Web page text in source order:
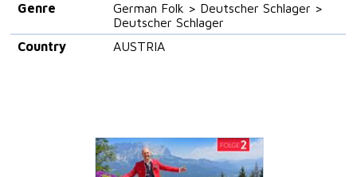
Genre
German Folk > Deutscher Schlager >
Deutscher Schlager
Country
AUSTRIA